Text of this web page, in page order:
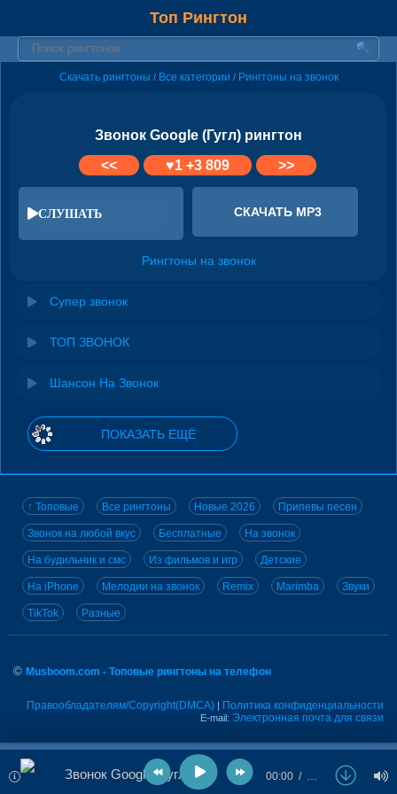
Топ Рингтон
Скачать рингтоны / Все категории / Рингтоны на звонок
Звонок Google (Гугл) рингтон
<<
♥1 +3 809 >>
СЛУШАТЬ СКАЧАТЬ MP3
Рингтоны на звонок
Супер звонок
ТОП ЗВОНОК
Шансон На Звонок
ПОКАЗАТЬ ЕЩЁ
↑ Топовые Все рингтоны Новые 2026 Припевы песен
Звонок на любой вкус Бесплатные На звонок
На будильник и смс Из фильмов и игр Детские
На iPhone Мелодии на звонок Remix Marimba Звуки
TikTok Разные
© Musboom.com - Топовые рингтоны на телефон
Правообладателям/Copyright(DMCA) | Политика конфиденциальности
E-mail: Электронная почта для связи
Звонок Google (Гугл) 00:00 …